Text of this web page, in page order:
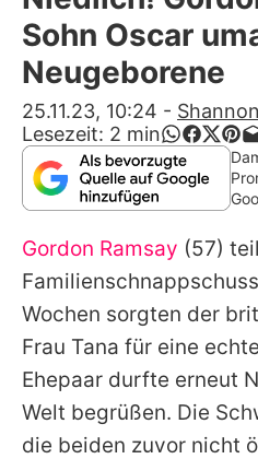
Alle Themen
App
Redaktionelle
Utiq
Sohn Oscar
Neugeborene
25.11.23, 10:24 -
Lesezeit: 2 min
Gordon Ramsay (57)
Wochen sorgten der
Frau Tana für eine
Ehepaar durfte erneut
Welt begrüßen. Die
die beiden zuvor nicht